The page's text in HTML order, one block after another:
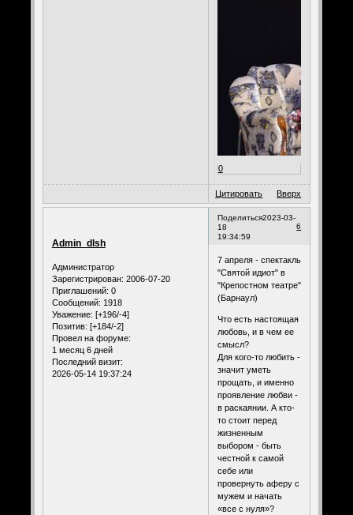
0
Цитировать Вверх
Поделиться
6
2023-03-
18
19:34:59
Admin_dlsh
Администратор
Зарегистрирован: 2006-07-20
Приглашений: 0
Сообщений: 1918
Уважение: [+196/-4]
Позитив: [+184/-2]
Провел на форуме:
1 месяц 6 дней
Последний визит:
2026-05-14 19:37:24
7 апреля - спектакль
"Святой идиот" в
"Крепостном театре"
(Барнаул)
Что есть настоящая
любовь, и в чем ее
смысл?
Для кого-то любить -
значит уметь
прощать, и именно
проявление любви -
в раскаянии. А кто-
то стоит перед
жизненным
выбором - быть
честной к самой
себе или
провернуть аферу с
мужем и начать
«все с нуля»?